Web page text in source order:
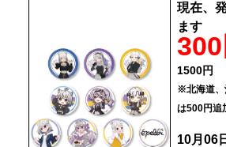
現在、
ます
300
1500円
※北海道、
は500円追
10月06